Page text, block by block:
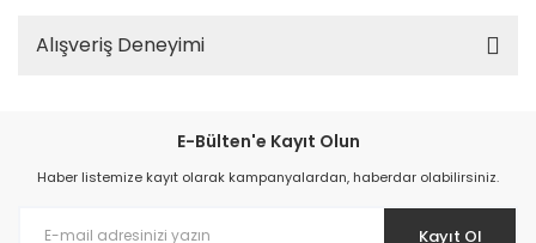
Alışveriş Deneyimi
E-Bülten'e Kayıt Olun
Haber listemize kayıt olarak kampanyalardan, haberdar olabilirsiniz.
Kayıt Ol